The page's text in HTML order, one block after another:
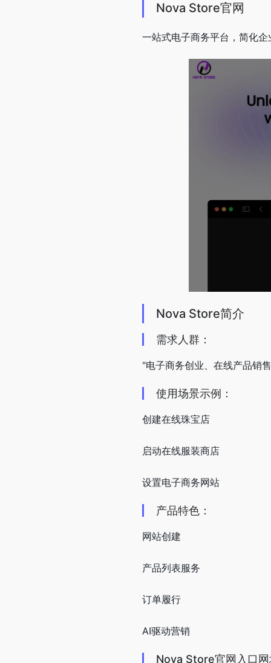
Nova Store官网
一站式电子商务平台，简化企
Nova Store简介
需求人群：
"电子商务创业、在线产品销
使用场景示例：
创建在线珠宝店
启动在线服装商店
设置电子商务网站
产品特色：
网站创建
产品列表服务
订单履行
AI驱动营销
Nova Store官网入口